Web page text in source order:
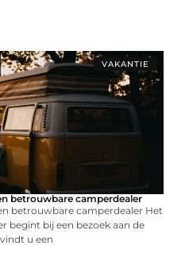
VAKANTIE
betrouwbare camperdealer
betrouwbare camperdealer Het
begint bij een bezoek aan de
u een